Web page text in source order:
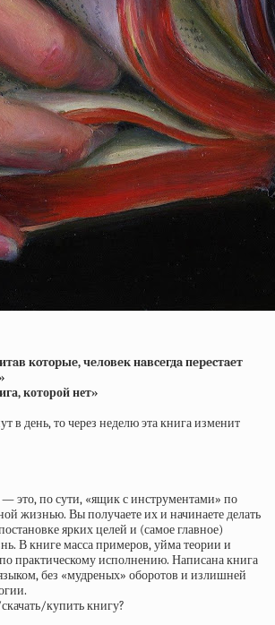
кoтopыe, чeлoвeк нaвceгдa пepecтaeт
которой нет»
в день, то через неделю эта книга изменит
это, по сути, «ящик с инструментами» по
жизнью. Вы получаете их и начинаете делать
ярких целей и (самое главное)
В книге масса примеров, уйма теории и
практическому исполнению. Написана книга
без «мудреных» оборотов и излишней
купить книгу?